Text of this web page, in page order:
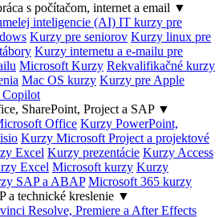
s počítačom, internet a email ▼
inteligencie (AI) IT kurzy pre
Kurzy pre seniorov Kurzy linux pre
Kurzy internetu a e-mailu pre
Microsoft Kurzy Rekvalifikačné kurzy
Mac OS kurzy Kurzy pre Apple
SharePoint, Project a SAP ▼
Office Kurzy PowerPoint,
Kurzy Microsoft Project a projektové
Excel Kurzy prezentácie Kurzy Access
Excel Microsoft kurzy Kurzy
SAP a ABAP Microsoft 365 kurzy
a technické kreslenie ▼
Resolve, Premiere a After Effects